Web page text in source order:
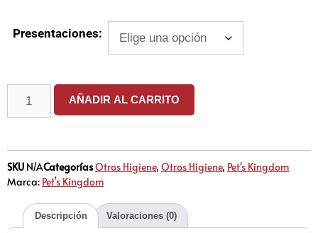
Presentaciones:
AÑADIR AL CARRITO
SKU N/ACategoríasOtros Higiene, Otros Higiene, Pet's Kingdom
Marca: Pet’s Kingdom
Descripción Valoraciones (0)